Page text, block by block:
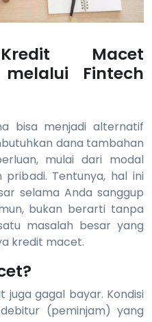
Macet
Fintech
bisa menjadi alternatif
dana tambahan
mulai dari modal
pribadi. Tentunya, hal ini
selama Anda sanggup
bukan berarti tanpa
masalah besar yang
kredit macet.
juga gagal bayar. Kondisi
(peminjam) yang